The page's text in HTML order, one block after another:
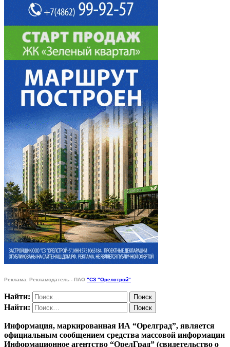
Реклама. Рекламодатель - ПАО "СЗ "Орелстрой"
Найти:
Найти:
Информация, маркированная ИА “Орелград”, является
официальным сообщением средства массовой информации
Информационное агентство “ОрелГрад” (свидетельство о